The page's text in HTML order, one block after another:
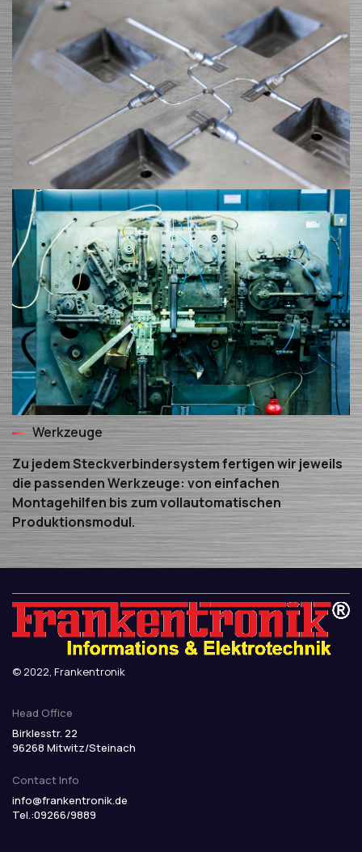
Werkzeuge
Zu jedem Steckverbindersystem fertigen wir jeweils
die passenden Werkzeuge: von einfachen
Montagehilfen bis zum vollautomatischen
Produktionsmodul.
© 2022, Frankentronik
Head Office
Birklesstr. 22
96268 Mitwitz/Steinach
Contact Info
info@frankentronik.de
Tel.:09266/9889